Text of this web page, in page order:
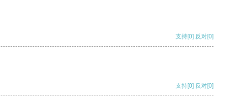
支持[0] 反对[0]
支持[0] 反对[0]